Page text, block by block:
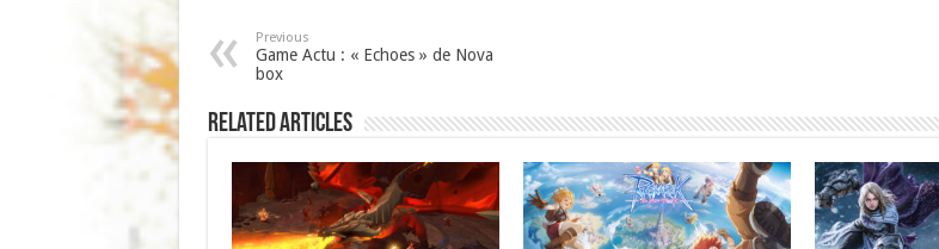
Previous
Game Actu : « Echoes » de Nova
box
Related Articles